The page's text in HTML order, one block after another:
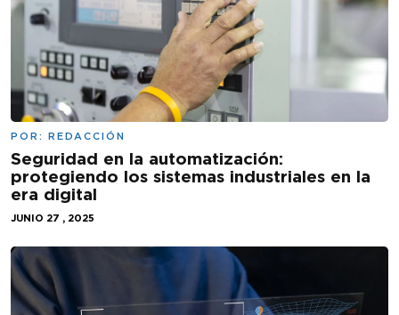
POR: REDACCIÓN
Seguridad en la automatización:
protegiendo los sistemas industriales en la
era digital
JUNIO 27 , 2025